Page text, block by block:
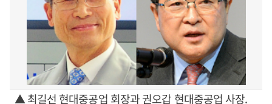
▲ 최길선 현대중공업 회장과 권오갑 현대중공업 사장.